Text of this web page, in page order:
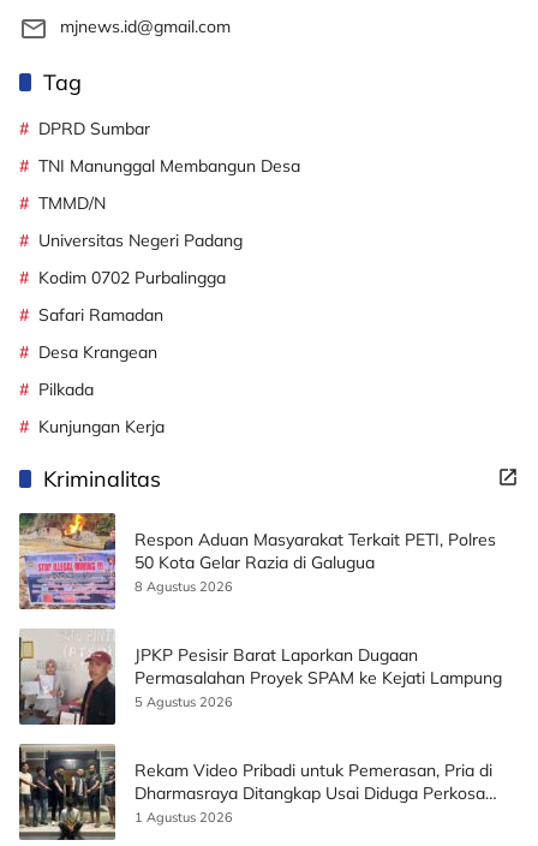
mjnews.id@gmail.com
Tag
DPRD Sumbar
TNI Manunggal Membangun Desa
TMMD/N
Universitas Negeri Padang
Kodim 0702 Purbalingga
Safari Ramadan
Desa Krangean
Pilkada
Kunjungan Kerja
Kriminalitas
Respon Aduan Masyarakat Terkait PETI, Polres
50 Kota Gelar Razia di Galugua
8 Agustus 2026
JPKP Pesisir Barat Laporkan Dugaan
Permasalahan Proyek SPAM ke Kejati Lampung
5 Agustus 2026
Rekam Video Pribadi untuk Pemerasan, Pria di
Dharmasraya Ditangkap Usai Diduga Perkosa
Korban
1 Agustus 2026